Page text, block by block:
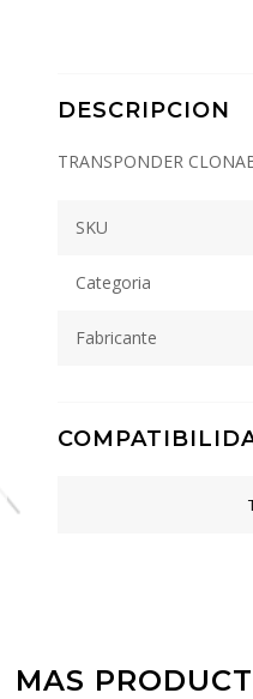
DESCRIPCION
TRANSPONDER
SKU
Categoria
Fabricante
MAS